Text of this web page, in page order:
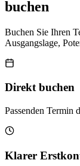
buchen
Buchen Sie Ihren
Ausgangslage,
Direkt buchen
Passenden Termin
Klarer